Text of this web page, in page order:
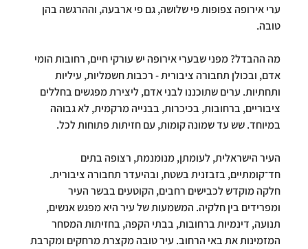
ערי אירופה צפופות פי שלושה, גם פי ארבעה, וההרגשה בהן
טובה.
מה ההבדל? מפני שבערי אירופה יש עורקי חיים, רחובות הומי
אדם, ובכולן תחבורה ציבורית - רכבות חשמליות, עיליות
ותחתיות. ערים שתוכננו לבני אדם, ליצירת מפגשים בחללים
ציבוריים, ברחובות, בכיכרות, בבנייה מרקמית, לא גבוהה
במיוחד. שש עד שמונה קומות, עם חזיתות פתוחות לכל.
העיר הישראלית, לעומתן, מנומנמת, רצופה בתים
חד־קומתיים, בזבזנית בשטח, ובהיעדר תחבורה ציבורית.
חלקה מוקדש לכבישים רחבים, הקוטעים בבשר העיר
ומפרידים בין חלקיה. המשמעות של עיר היא מפגש אנשים,
תנועה, דינמיות ברחובות, בבתי הקפה, בחזיתות המסחר
המזמינות את באי הרחוב. עיר טובה מקצרת מרחקים ומקרבת